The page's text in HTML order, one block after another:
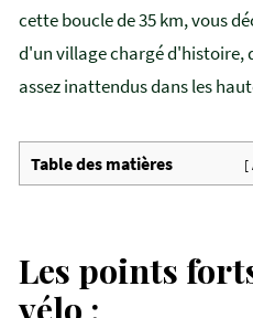
cette boucle de 35 km, vous
d'un village chargé d'histoire,
assez inattendus dans les
Table des matières [
Les points
vélo :